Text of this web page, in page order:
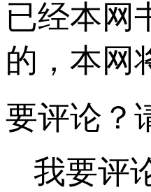
已经本网
的，本网
要评论？
我要评